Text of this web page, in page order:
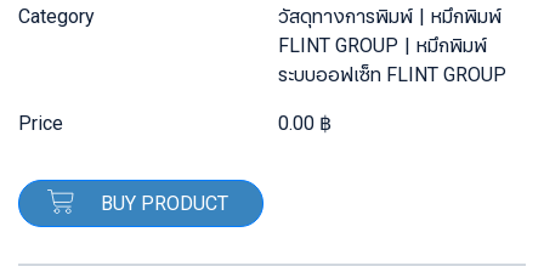
Category
วัสดุทางการพิมพ์
หมึกพิมพ์
FLINT GROUP
หมึกพิมพ์
ระบบออฟเซ็ท FLINT GROUP
Price
0.00 ฿
BUY PRODUCT